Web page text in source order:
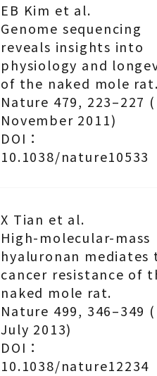
EB Kim et al.
Genome sequencing
reveals insights into
physiology and
of the naked mole
Nature 479, 223–227
November 2011)
DOI：
10.1038/nature10533
X Tian et al.
High-molecular-mass
hyaluronan mediates
cancer resistance of
naked mole rat.
Nature 499, 346–349
July 2013)
DOI：
10.1038/nature12234